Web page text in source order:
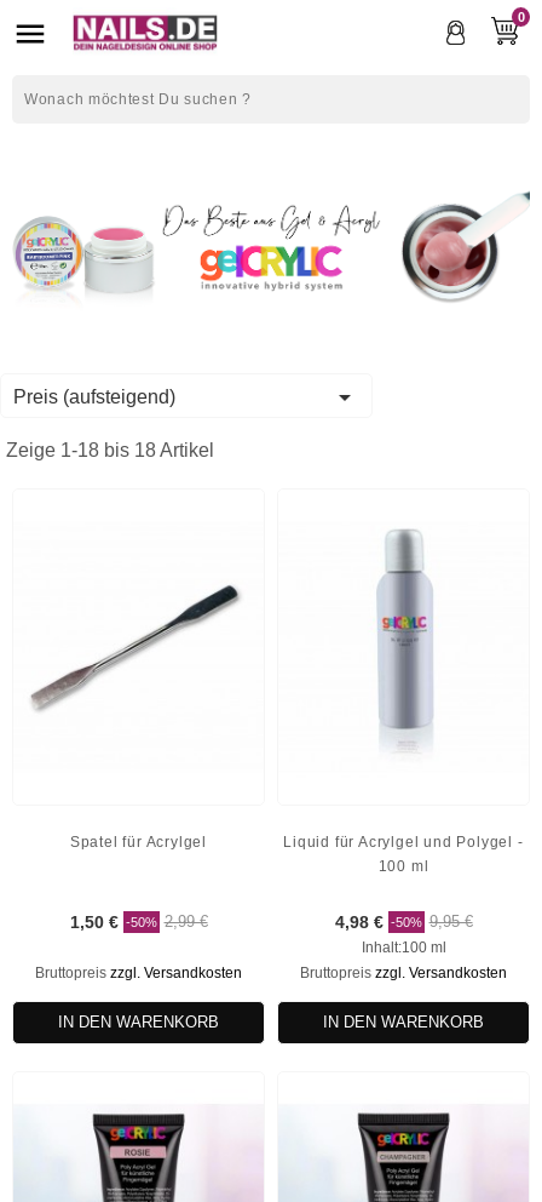
 0
Preis (aufsteigend) 
Zeige 1-18 bis 18 Artikel
Spatel für Acrylgel
1,50 € -50% 2,99 €
Bruttopreis zzgl. Versandkosten
IN DEN WARENKORB
Liquid für Acrylgel und Polygel -
100 ml
4,98 € -50% 9,95 €
Inhalt:100 ml
Bruttopreis zzgl. Versandkosten
IN DEN WARENKORB